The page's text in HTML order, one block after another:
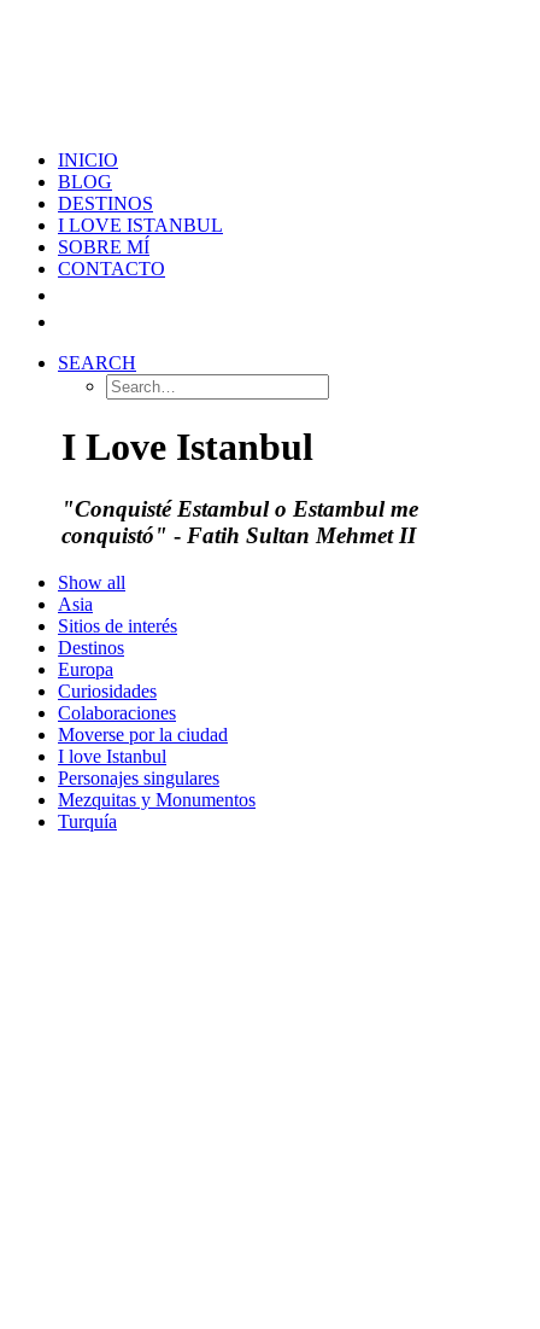
INICIO
BLOG
DESTINOS
I LOVE ISTANBUL
SOBRE MÍ
CONTACTO
SEARCH
I Love Istanbul
"Conquisté Estambul o Estambul me
conquistó" - Fatih Sultan Mehmet II
Show all
Asia
Sitios de interés
Destinos
Europa
Curiosidades
Colaboraciones
Moverse por la ciudad
I love Istanbul
Personajes singulares
Mezquitas y Monumentos
Turquía